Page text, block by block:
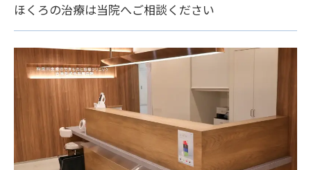
ほくろの治療は当院へご相談ください